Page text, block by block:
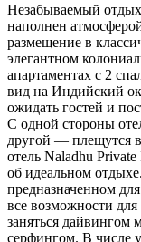
Незабываемый
наполнен
размещение в
элегантном
апартаментах с 2
вид на Индийский
ожидать гостей и
С одной стороны
другой — плещутся
отель Naladhu
об идеальном
предназначенном
все возможности для
заняться дайвингом
серфингом. В числе